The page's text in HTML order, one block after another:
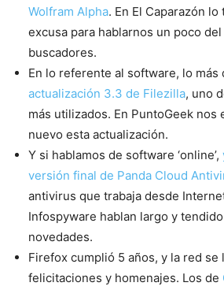
Wolfram Alpha. En El Caparazón
excusa para hablarnos un poco
buscadores.
En lo referente al software, lo más
actualización 3.3 de Filezilla, uno
más utilizados. En PuntoGeek nos
nuevo esta actualización.
Y si hablamos de software ‘online’,
versión final de Panda Cloud
antivirus que trabaja desde
Infospyware hablan largo y
novedades.
Firefox cumplió 5 años, y la red se
felicitaciones y homenajes. Los de